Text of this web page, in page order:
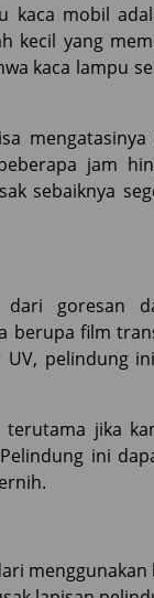
kaca mobil
kecil yang
kaca lampu
jam
sebaiknya
goresan
berupa film
pelindung
jika
ini